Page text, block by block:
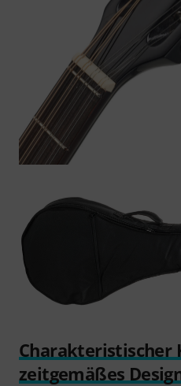
zeitgemäßes